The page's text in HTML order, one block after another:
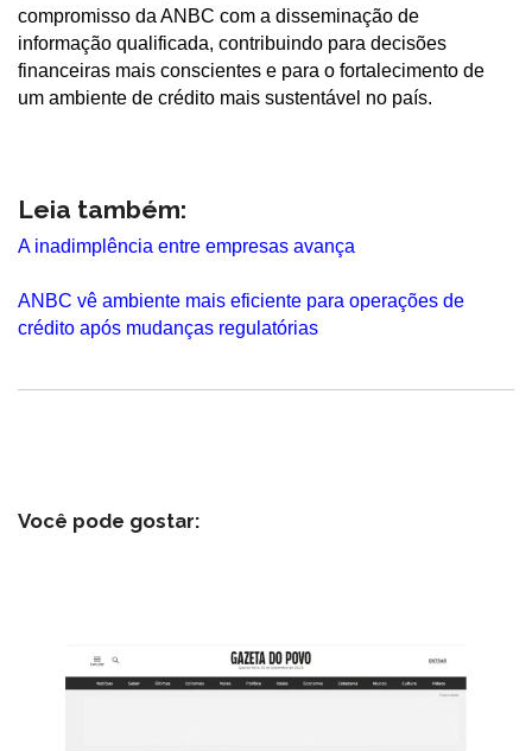
compromisso da ANBC com a disseminação de
informação qualificada, contribuindo para decisões
financeiras mais conscientes e para o fortalecimento de
um ambiente de crédito mais sustentável no país.
Leia também:
A inadimplência entre empresas avança
ANBC vê ambiente mais eficiente para operações de
crédito após mudanças regulatórias
Você pode gostar: